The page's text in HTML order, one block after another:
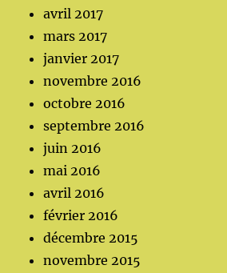
avril 2017
mars 2017
janvier 2017
novembre 2016
octobre 2016
septembre 2016
juin 2016
mai 2016
avril 2016
février 2016
décembre 2015
novembre 2015